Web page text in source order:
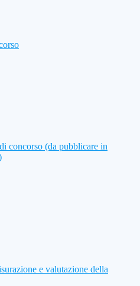
concorso (da pubblicare in
e valutazione della